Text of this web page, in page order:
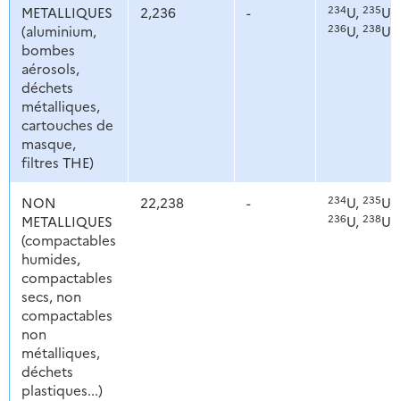
METALLIQUES
(aluminium,
bombes
aérosols,
déchets
métalliques,
cartouches de
masque,
filtres THE)
2,236 - 234U, 235U,
236U, 238U
NON
METALLIQUES
(compactables
humides,
compactables
secs, non
compactables
non
métalliques,
déchets
plastiques...)
22,238 - 234U, 235U,
236U, 238U